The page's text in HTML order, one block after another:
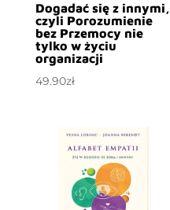
Dogadać się z innymi,
czyli Porozumienie
bez Przemocy nie
tylko w życiu
organizacji
49.90zł